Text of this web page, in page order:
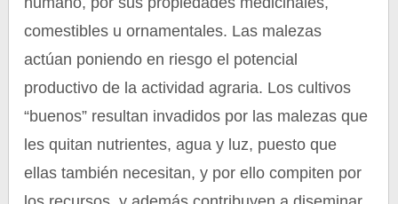
comestibles u ornamentales. Las malezas
actúan poniendo en riesgo el potencial
productivo de la actividad agraria. Los cultivos
“buenos” resultan invadidos por las malezas que
les quitan nutrientes, agua y luz, puesto que
ellas también necesitan, y por ello compiten por